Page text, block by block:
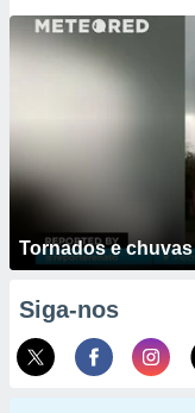
Tornados e
Siga-nos